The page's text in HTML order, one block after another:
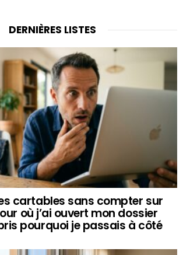
DERNIÈRES LISTES
cartables sans compter sur
où j’ai ouvert mon dossier
pourquoi je passais à côté